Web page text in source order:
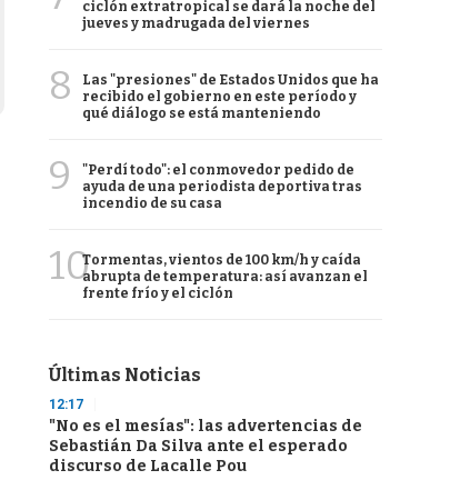
ciclón extratropical se dará la noche del
jueves y madrugada del viernes
8
Las "presiones" de Estados Unidos que ha
recibido el gobierno en este período y
qué diálogo se está manteniendo
9
"Perdí todo": el conmovedor pedido de
ayuda de una periodista deportiva tras
incendio de su casa
10Tormentas, vientos de 100 km/h y caída
abrupta de temperatura: así avanzan el
frente frío y el ciclón
Últimas Noticias
12:17
"No es el mesías": las advertencias de
Sebastián Da Silva ante el esperado
discurso de Lacalle Pou